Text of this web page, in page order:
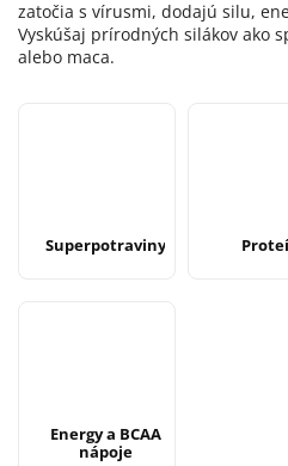
zatočia s vírusmi, dodajú silu,
Vyskúšaj prírodných silákov ako
alebo maca.
Superpotraviny
Energy a BCAA
nápoje